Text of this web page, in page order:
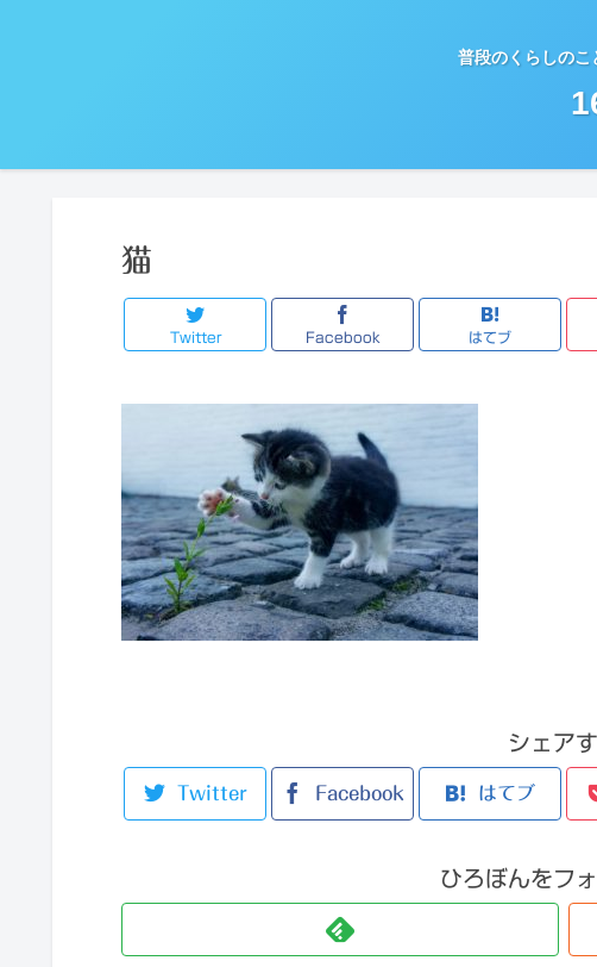
普段のくらしのこ
猫
Twitter Facebook はてブ
シェア
Twitter Facebook はてブ
ひろぼんをフ